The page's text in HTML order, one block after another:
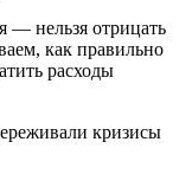
— нельзя отрицать
как правильно
расходы
кризисы